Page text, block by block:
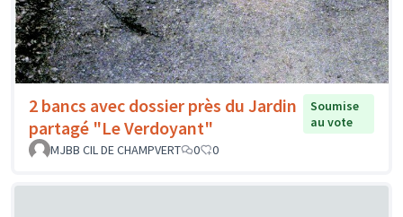
2 bancs avec dossier près du Jardin
partagé "Le Verdoyant"
Soumise
au vote
MJBB CIL DE CHAMPVERT
0 0